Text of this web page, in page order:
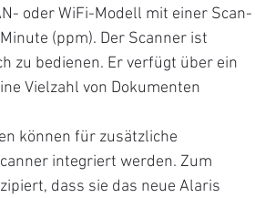
oder WiFi-Modell mit einer Scan-
(ppm). Der Scanner ist
zu bedienen. Er verfügt über ein
Vielzahl von Dokumenten
können für zusätzliche
integriert werden. Zum
dass sie das neue Alaris